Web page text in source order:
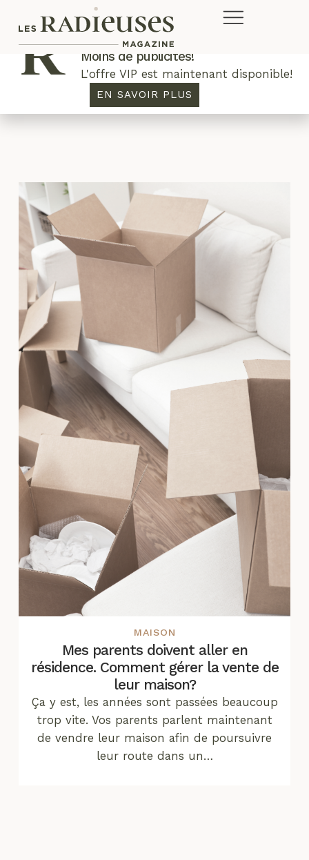
testament
MAISON
Mes parents doivent aller en
résidence. Comment gérer la vente de
leur maison?
Ça y est, les années sont passées beaucoup
trop vite. Vos parents parlent maintenant
de vendre leur maison afin de poursuivre
leur route dans un…
Plus de concours. Plus de rabais.
Moins de publicités!
L'offre VIP est maintenant disponible!
EN SAVOIR PLUS